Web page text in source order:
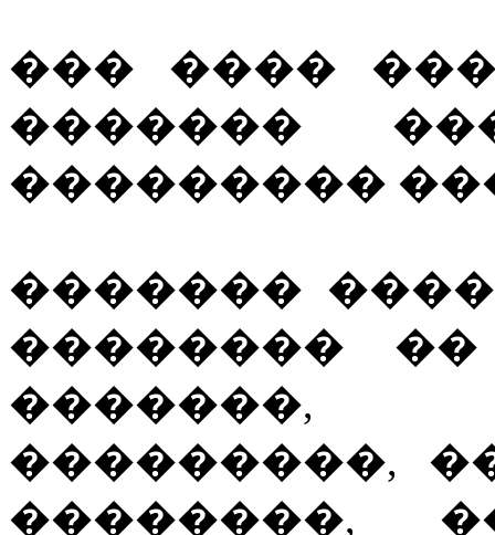
��� ����
�������
���������
�������
��������
���������,
��������,